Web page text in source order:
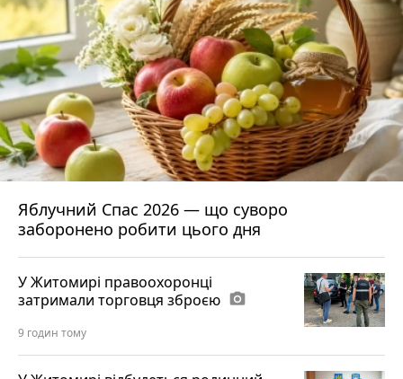
Яблучний Спас 2026 — що суворо
заборонено робити цього дня
У Житомирі правоохоронці
затримали торговця зброєю photo_camera
9 годин тому